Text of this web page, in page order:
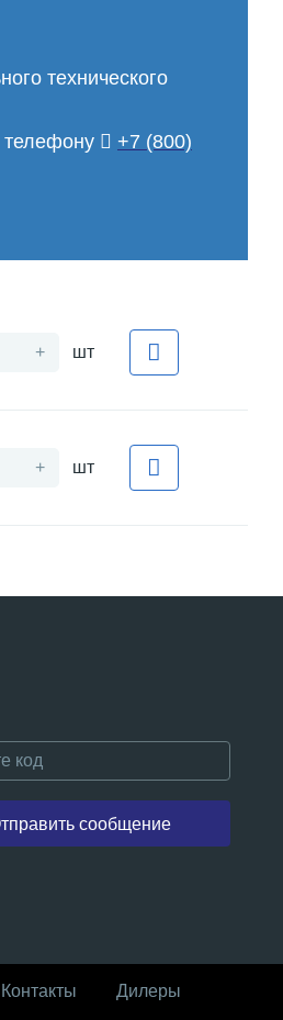
технического
телефону
+7 (800)
+ шт
+ шт
сообщение
Контакты Дилеры